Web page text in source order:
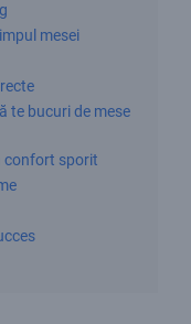
mesei
te bucuri de mese
confort sporit